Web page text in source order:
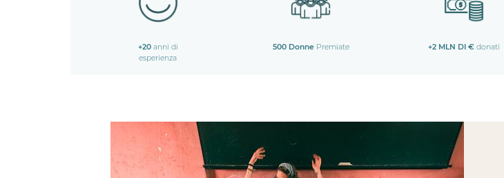
+20anni di
esperienza
500 DonnePremiate +2 MLN DI € donati